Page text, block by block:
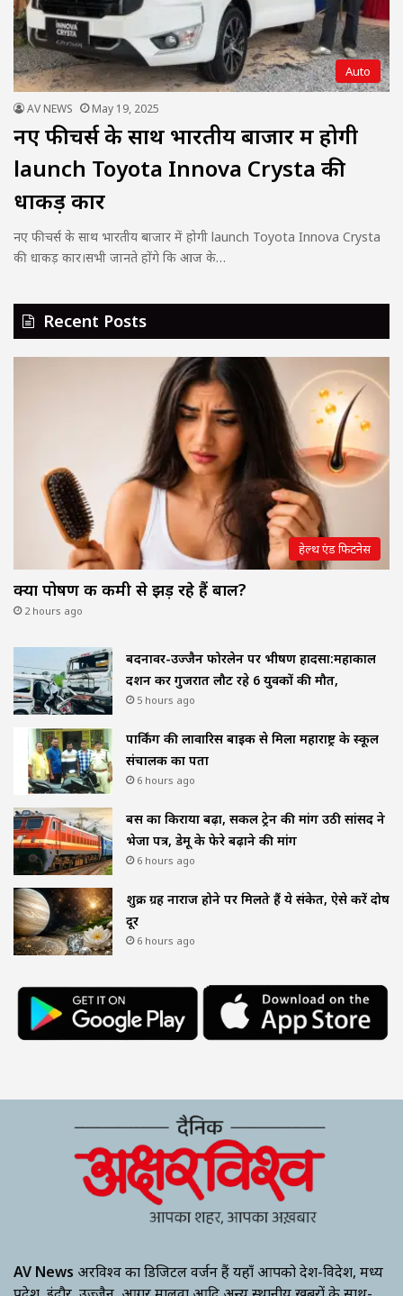
Auto
AV NEWS May 19, 2025
नए फीचर्स के साथ भारतीय बाजार में होगी
launch Toyota Innova Crysta की
धाकड़ कार
नए फीचर्स के साथ भारतीय बाजार में होगी launch Toyota Innova Crysta
की धाकड़ कार।सभी जानते होंगे कि आज के…
Recent Posts
हेल्थ एंड फिटनेस
क्या पोषण की कमी से झड़ रहे हैं बाल?
2 hours ago
बदनावर-उज्जैन फोरलेन पर भीषण हादसा:महाकाल
दर्शन कर गुजरात लौट रहे 6 युवकों की मौत,
5 hours ago
पार्किंग की लावारिस बाइक से मिला महाराष्ट्र के स्कूल
संचालक का पता
6 hours ago
बस का किराया बढ़ा, सर्कल ट्रेन की मांग उठी सांसद ने
भेजा पत्र, डेमू के फेरे बढ़ाने की मांग
6 hours ago
शुक्र ग्रह नाराज होने पर मिलते हैं ये संकेत, ऐसे करें दोष
दूर
6 hours ago
AV News अक्षरविश्व का डिजिटल वर्जन हैं यहाँ आपको देश-विदेश, मध्य